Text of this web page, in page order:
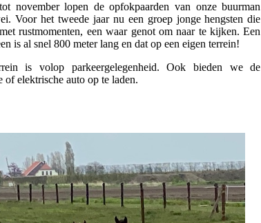
november lopen de opfokpaarden van onze buurman
Voor het tweede jaar nu een groep jonge hengsten die
rustmomenten, een waar genot om naar te kijken. Een
is al snel 800 meter lang en dat op een eigen terrein!
is volop parkeergelegenheid. Ook bieden we de
elektrische auto op te laden.